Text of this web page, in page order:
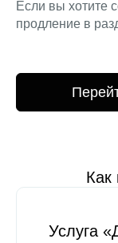
Если вы хотите
продление в
Как
Услуга